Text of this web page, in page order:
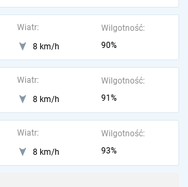
Wiatr:
8 km/h
Wilgotność:
90%
Wiatr:
8 km/h
Wilgotność:
91%
Wiatr:
8 km/h
Wilgotność:
93%